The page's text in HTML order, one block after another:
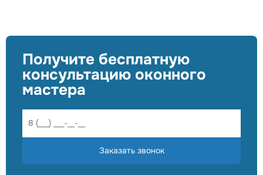
Получите бесплатную
консультацию оконного
мастера
Заказать звонок